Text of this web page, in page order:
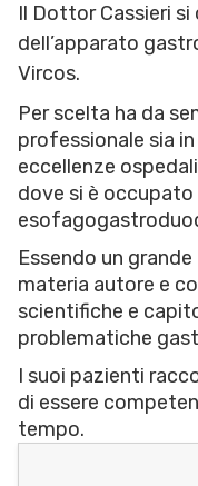
Il Dottor Cassieri
dell’apparato
Vircos.
Per scelta ha da
professionale sia
eccellenze
dove si è
Essendo un
materia autore e
scientifiche e
problematiche
I suoi pazienti
di essere
tempo.